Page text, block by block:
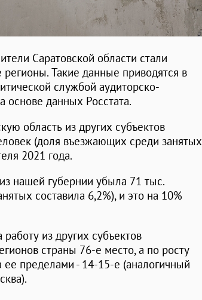
Саратовской области стали
регионы. Такие данные приводятся в
службой аудиторско-
основе данных Росстата.
область из других субъектов
(доля въезжающих среди занятых
2021 года.
нашей губернии убыла 71 тыс.
составила 6,2%), и это на 10%
из других субъектов
страны 76-е место, а по росту
ее пределами - 14-15-е (аналогичный